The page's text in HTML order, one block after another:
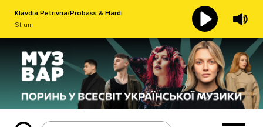
Klavdia Petrivna/Probass & Hardi
Strum